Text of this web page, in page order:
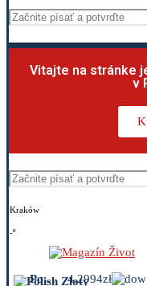
Vitajte na stránke
v
Kraków
-º
Polish Zloty
4.2994zł